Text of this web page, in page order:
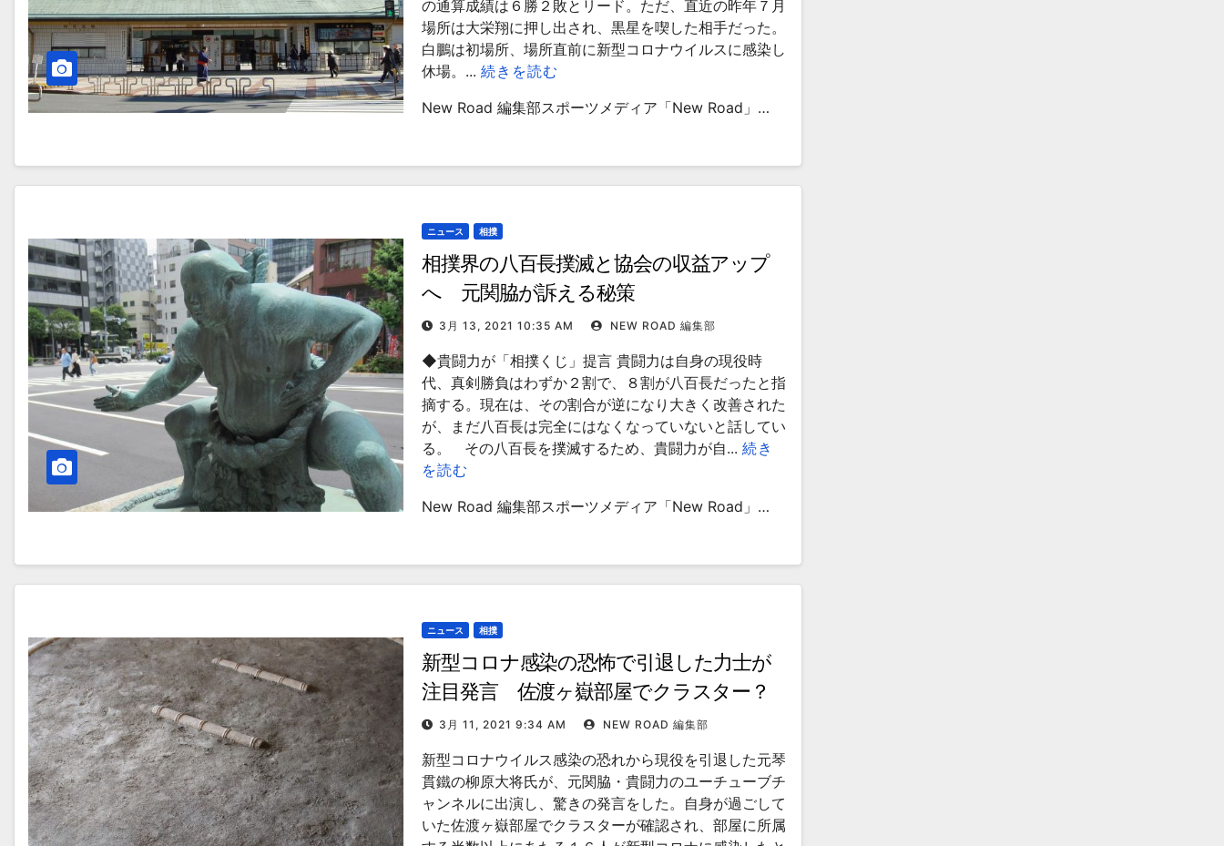
の通算成績は６勝２敗とリード。ただ、直近の昨年７月
場所は大栄翔に押し出され、黒星を喫した相手だった。
白鵬は初場所、場所直前に新型コロナウイルスに感染し
休場。... 続きを読む
New Road 編集部スポーツメディア「New Road」…
ニュース 相撲
相撲界の八百長撲滅と協会の収益アップ
へ 元関脇が訴える秘策
3月 13, 2021 10:35 AM NEW ROAD 編集部
◆貴闘力が「相撲くじ」提言 貴闘力は自身の現役時
代、真剣勝負はわずか２割で、８割が八百長だったと指
摘する。現在は、その割合が逆になり大きく改善された
が、まだ八百長は完全にはなくなっていないと話してい
る。 その八百長を撲滅するため、貴闘力が自... 続き
を読む
New Road 編集部スポーツメディア「New Road」…
ニュース 相撲
新型コロナ感染の恐怖で引退した力士が
注目発言 佐渡ヶ嶽部屋でクラスター？
3月 11, 2021 9:34 AM NEW ROAD 編集部
新型コロナウイルス感染の恐れから現役を引退した元琴
貫鐵の柳原大将氏が、元関脇・貴闘力のユーチューブチ
ャンネルに出演し、驚きの発言をした。自身が過ごして
いた佐渡ヶ嶽部屋でクラスターが確認され、部屋に所属